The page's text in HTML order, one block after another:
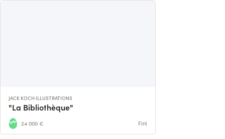
JACK KOCH ILLUSTRATIONS
"La Bibliothèque"
24 000 € Fini